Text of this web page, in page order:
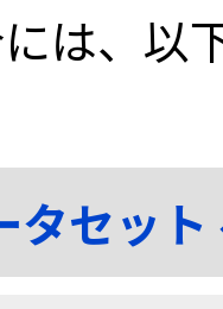
は、以
タセッ